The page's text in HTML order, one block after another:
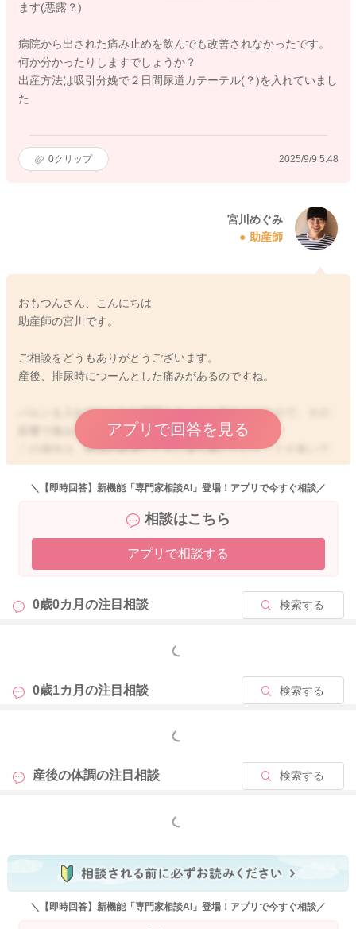
ます(悪露？)
病院から出された痛み止めを飲んでも改善されなかったです。
何か分かったりしますでしょうか？
出産方法は吸引分娩で２日間尿道カテーテル(？)を入れていまし
た
0クリップ 2025/9/9 5:48
宮川めぐみ
助産師
おもつんさん、こんにちは
助産師の宮川です。
ご相談をどうもありがとうございます。
産後、排尿時につーんとした痛みがあるのですね。
バルンを入れておられた期間もあったと言うことなので、その
影響で痛みが出ているかもしれません。
この場合は、時間の経過とともに落ち着いていくことが多いで
すよ。
膀胱炎の可能性もあるかもしれませんね。
水分を意識的に取るようにされてみての反応を見ていただくの
もしそれでも状況が改善する様子が見られない時には、産院へ
アプリで回答を見る
＼【即時回答】新機能「専門家相談AI」登場！アプリで今すぐ相談／
相談はこちら
アプリで相談する
0歳0カ月の注目相談 検索する
もっと見る
0歳1カ月の注目相談 検索する
もっと見る
産後の体調の注目相談 検索する
もっと見る
＼【即時回答】新機能「専門家相談AI」登場！アプリで今すぐ相談／